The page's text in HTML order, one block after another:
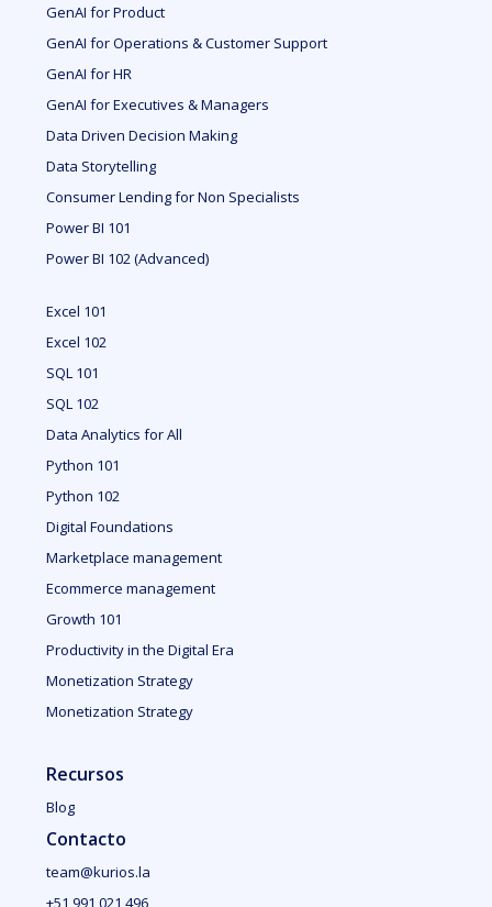
GenAI for Product
GenAI for Operations & Customer Support
GenAI for HR
GenAI for Executives & Managers
Data Driven Decision Making
Data Storytelling
Consumer Lending for Non Specialists
Power BI 101
Power BI 102 (Advanced)
Excel 101
Excel 102
SQL 101
SQL 102
Data Analytics for All
Python 101
Python 102
Digital Foundations
Marketplace management
Ecommerce management
Growth 101
Productivity in the Digital Era
Monetization Strategy
Monetization Strategy
Recursos
Blog
Contacto
team@kurios.la
+51 991 021 496